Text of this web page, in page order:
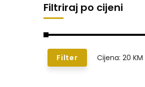
Filtriraj po cijeni
Filter Cijena: 20 KM